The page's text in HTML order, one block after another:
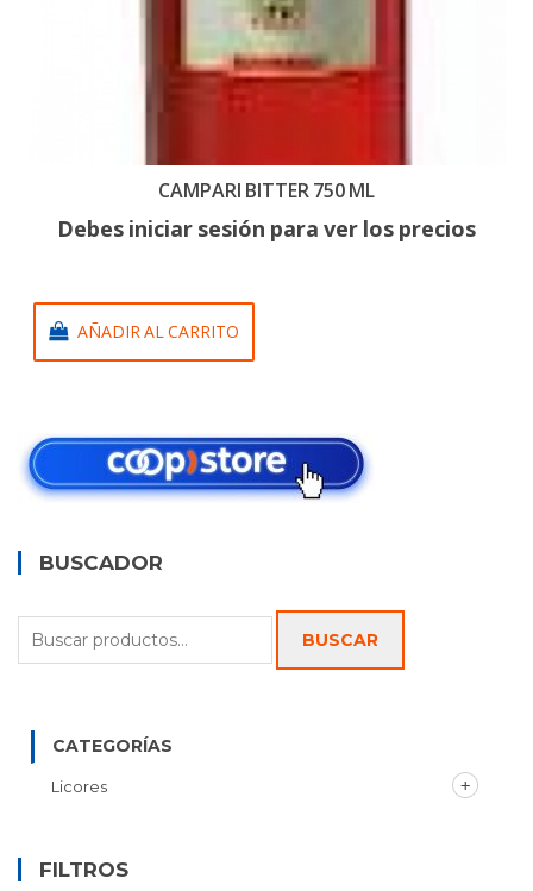
CAMPARI BITTER 750 ML
Debes iniciar sesión para ver los precios
AÑADIR AL CARRITO
BUSCADOR
Buscar
por:
BUSCAR
CATEGORÍAS
Licores
FILTROS